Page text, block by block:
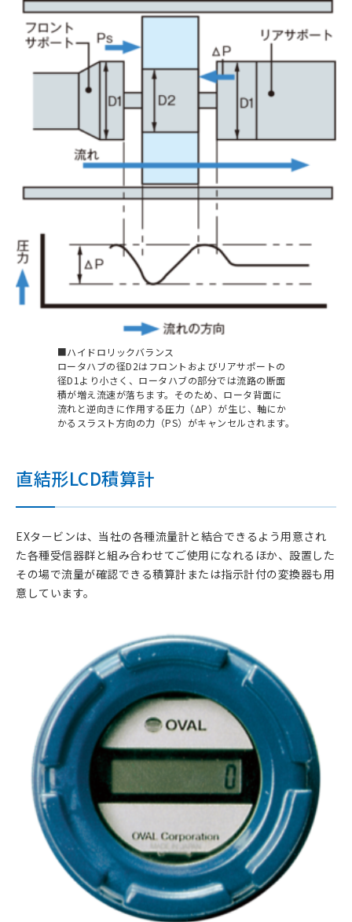
■ハイドロリックバランス
ロータハブの径D2はフロントおよびリアサポートの
径D1より小さく、ロータハブの部分では流路の断面
積が増え流速が落ちます。そのため、ロータ背面に
流れと逆向きに作用する圧力（ΔP）が生じ、軸にか
かるスラスト方向の力（PS）がキャンセルされます。
直結形LCD積算計
EXタービンは、当社の各種流量計と結合できるよう用意され
た各種受信器群と組み合わせてご使用になれるほか、設置した
その場で流量が確認できる積算計または指示計付の変換器も用
意しています。